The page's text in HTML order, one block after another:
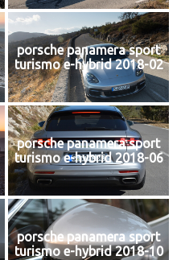
porsche panamera sport
turismo e-hybrid 2018-02
porsche panamera sport
turismo e-hybrid 2018-06
porsche panamera sport
turismo e-hybrid 2018-10